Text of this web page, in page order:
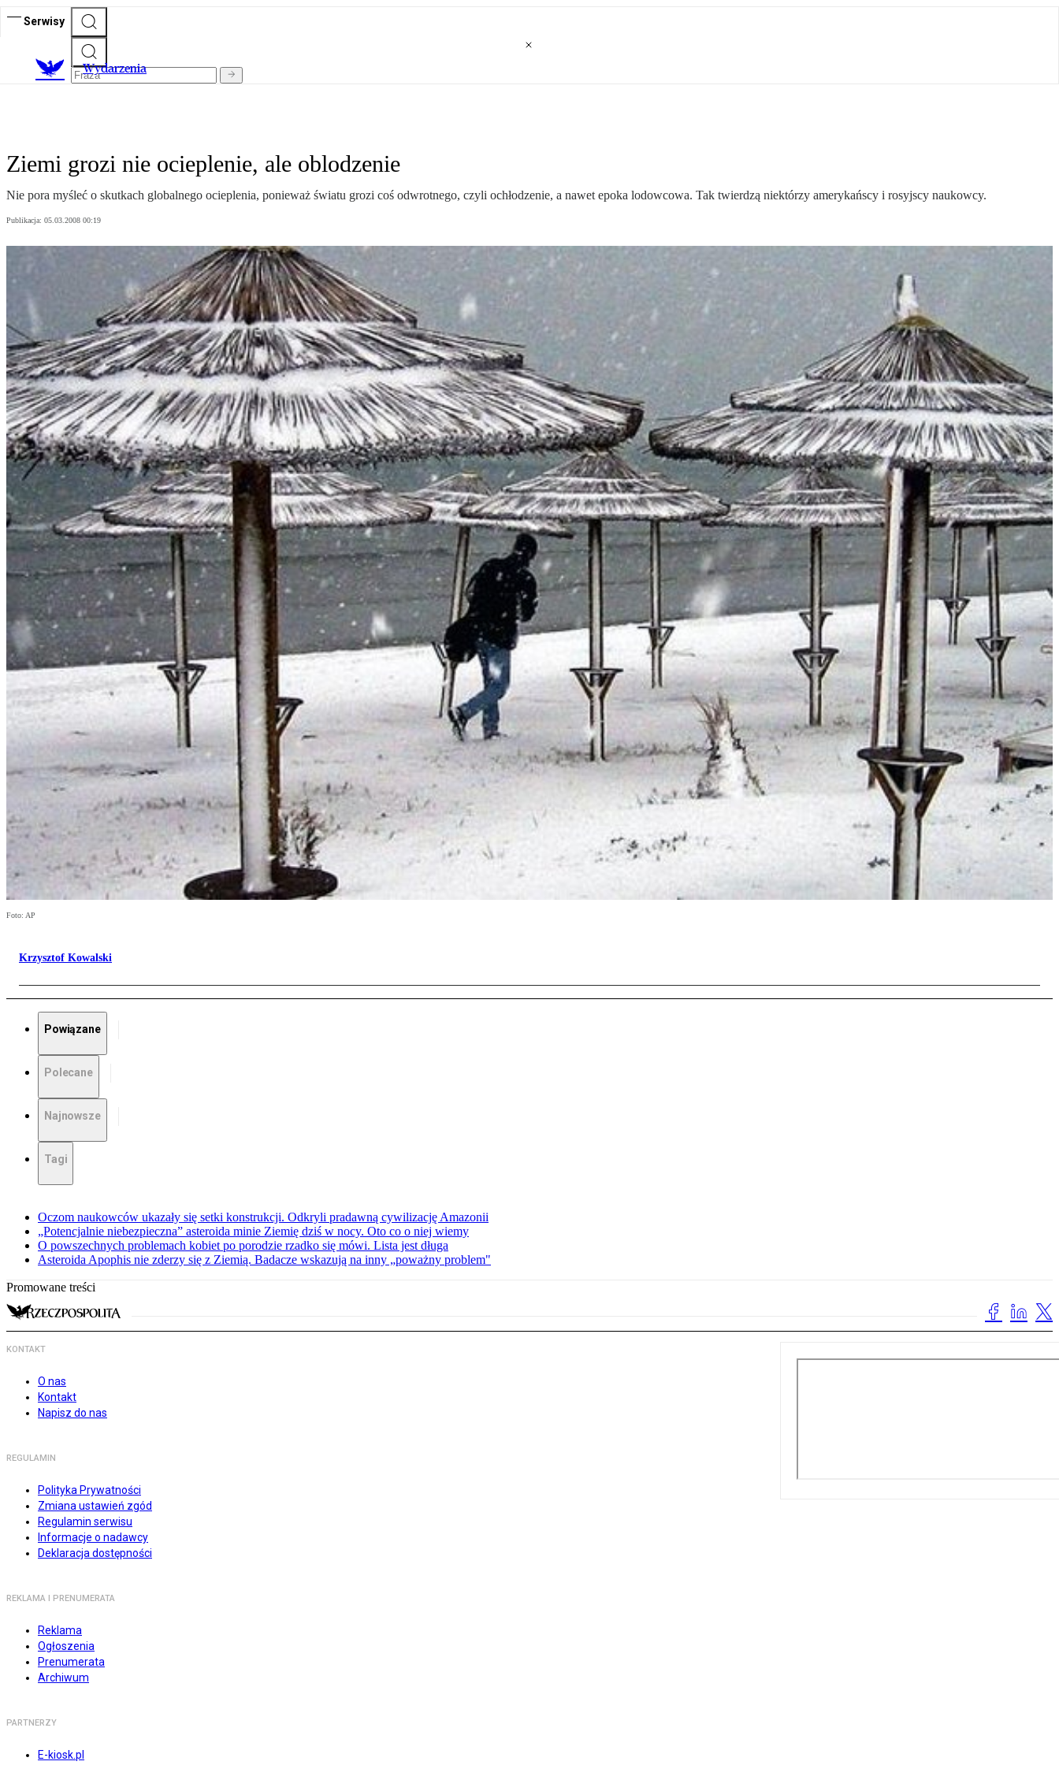
Serwisy
Wydarzenia
Ziemi grozi nie ocieplenie, ale oblodzenie
Nie pora myśleć o skutkach globalnego ocieplenia, ponieważ światu grozi coś odwrotnego, czyli ochłodzenie, a nawet epoka lodowcowa. Tak twierdzą niektórzy amerykańscy i rosyjscy naukowcy.
Publikacja: 05.03.2008 00:19
Foto: AP
Krzysztof Kowalski
Powiązane
Polecane
Najnowsze
Tagi
Oczom naukowców ukazały się setki konstrukcji. Odkryli pradawną cywilizację Amazonii
„Potencjalnie niebezpieczna” asteroida minie Ziemię dziś w nocy. Oto co o niej wiemy
O powszechnych problemach kobiet po porodzie rzadko się mówi. Lista jest długa
Asteroida Apophis nie zderzy się z Ziemią. Badacze wskazują na inny „poważny problem"
Promowane treści
KONTAKT
O nas
Kontakt
Napisz do nas
REGULAMIN
Polityka Prywatności
Zmiana ustawień zgód
Regulamin serwisu
Informacje o nadawcy
Deklaracja dostępności
REKLAMA I PRENUMERATA
Reklama
Ogłoszenia
Prenumerata
Archiwum
PARTNERZY
E-kiosk.pl